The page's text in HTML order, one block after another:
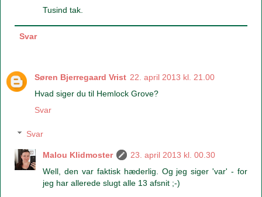
Tusind tak.
Svar
Søren Bjerregaard Vrist 22. april 2013 kl. 21.00
Hvad siger du til Hemlock Grove?
Svar
Svar
Malou Klidmoster
23. april 2013 kl. 00.30
Well, den var faktisk hæderlig. Og jeg siger 'var' - for
jeg har allerede slugt alle 13 afsnit ;-)